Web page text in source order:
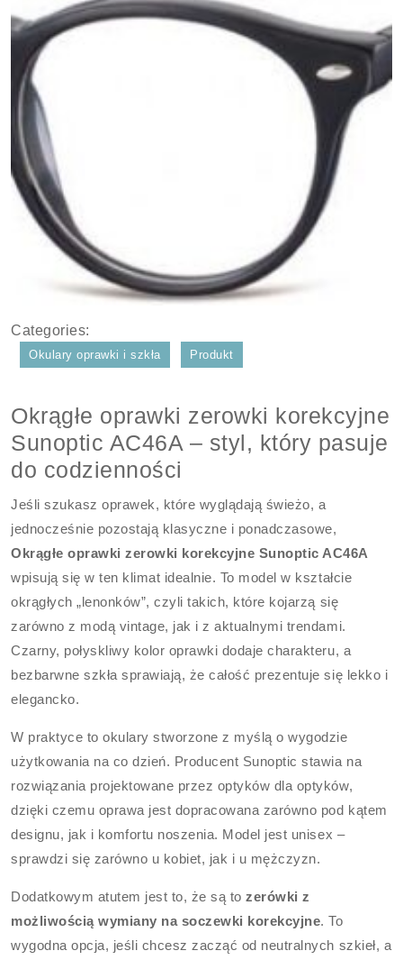
Categories:
Okulary oprawki i szkła Produkt
Okrągłe oprawki zerowki korekcyjne
Sunoptic AC46A – styl, który pasuje
do codzienności
Jeśli szukasz oprawek, które wyglądają świeżo, a
jednocześnie pozostają klasyczne i ponadczasowe,
Okrągłe oprawki zerowki korekcyjne Sunoptic AC46A
wpisują się w ten klimat idealnie. To model w kształcie
okrągłych „lenonków”, czyli takich, które kojarzą się
zarówno z modą vintage, jak i z aktualnymi trendami.
Czarny, połyskliwy kolor oprawki dodaje charakteru, a
bezbarwne szkła sprawiają, że całość prezentuje się lekko i
elegancko.
W praktyce to okulary stworzone z myślą o wygodzie
użytkowania na co dzień. Producent Sunoptic stawia na
rozwiązania projektowane przez optyków dla optyków,
dzięki czemu oprawa jest dopracowana zarówno pod kątem
designu, jak i komfortu noszenia. Model jest unisex –
sprawdzi się zarówno u kobiet, jak i u mężczyzn.
Dodatkowym atutem jest to, że są tozerówki z
możliwością wymiany na soczewki korekcyjne. To
wygodna opcja, jeśli chcesz zacząć od neutralnych szkieł, a